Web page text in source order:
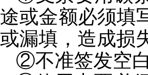
途或金额必须填
或漏填，造成损
②不准签发空